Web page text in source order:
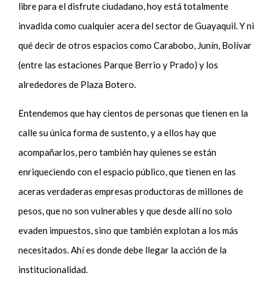
libre para el disfrute ciudadano, hoy está totalmente
invadida como cualquier acera del sector de Guayaquil. Y ni
qué decir de otros espacios como Carabobo, Junín, Bolívar
(entre las estaciones Parque Berrio y Prado) y los
alrededores de Plaza Botero.
Entendemos que hay cientos de personas que tienen en la
calle su única forma de sustento, y a ellos hay que
acompañarlos, pero también hay quienes se están
enriqueciendo con el espacio público, que tienen en las
aceras verdaderas empresas productoras de millones de
pesos, que no son vulnerables y que desde allí no solo
evaden impuestos, sino que también explotan a los más
necesitados. Ahí es donde debe llegar la acción de la
institucionalidad.